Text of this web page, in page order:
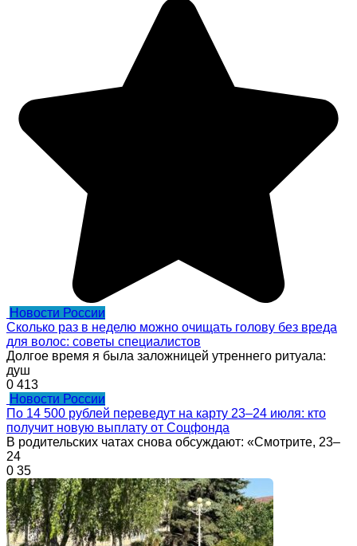
Новости России
Сколько раз в неделю можно очищать голову без вреда
для волос: советы специалистов
Долгое время я была заложницей утреннего ритуала:
душ
0 413
Новости России
По 14 500 рублей переведут на карту 23–24 июля: кто
получит новую выплату от Соцфонда
В родительских чатах снова обсуждают: «Смотрите, 23–
24
0 35